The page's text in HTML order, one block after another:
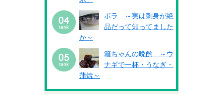
ボラ ～実は刺身が絶
品だって知ってました
か～
箱ちゃんの晩酌 ～ウ
ナギで一杯・うなぎ・
蒲焼～